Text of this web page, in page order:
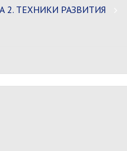
2. ТЕХНИКИ РАЗВИТИЯ